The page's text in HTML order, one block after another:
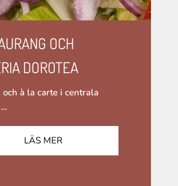
OCH
DOROTEA
och à la carte i centrala
LÄS MER